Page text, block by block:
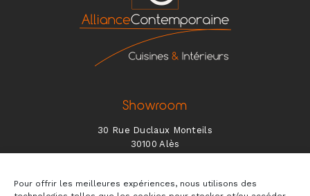
Pour offrir les meilleures expériences, nous utilisons des
Showroom
30 Rue Duclaux Monteils
30100 Alès
Mardi au Jeudi de 8h/12h et 14h/18h